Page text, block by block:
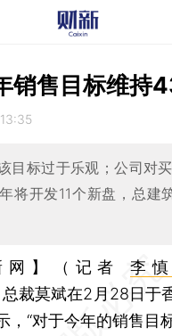
销售目标维持
目标过于乐观；公司对
将开发11个新盘，总建
网】（记者李慎
总裁莫斌在2月28日于
，“对于今年的销售目